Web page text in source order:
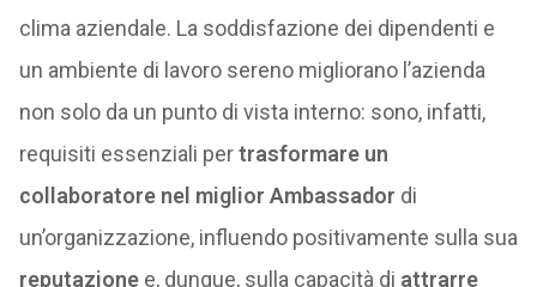
clima aziendale. La soddisfazione dei dipendenti e
un ambiente di lavoro sereno migliorano l’azienda
non solo da un punto di vista interno: sono, infatti,
requisiti essenziali pertrasformare un
collaboratore nel miglior Ambassador di
un’organizzazione, influendo positivamente sulla sua
reputazione e, dunque, sulla capacità di attrarre